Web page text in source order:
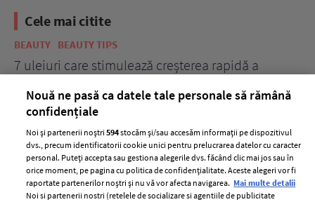
Cele mai citite
BEAUTY BEAUTY TIPS
7 uleiuri care stimulează creșterea rapidă a
Nouă ne pasă ca datele tale personale să rămână
confidențiale
Noi și partenerii noștri594stocăm și/sau accesăm informații pe dispozitivul
dvs., precum identificatorii cookie unici pentru prelucrarea datelor cu caracter
personal. Puteți accepta sau gestiona alegerile dvs. făcând clic mai jos sau în
orice moment, pe pagina cu politica de confidențialitate. Aceste alegeri vor fi
raportate partenerilor noștri și nu vă vor afecta navigarea. Mai multe detalii
Noi si partenerii nostri (retelele de socializare si agentiile de publicitate